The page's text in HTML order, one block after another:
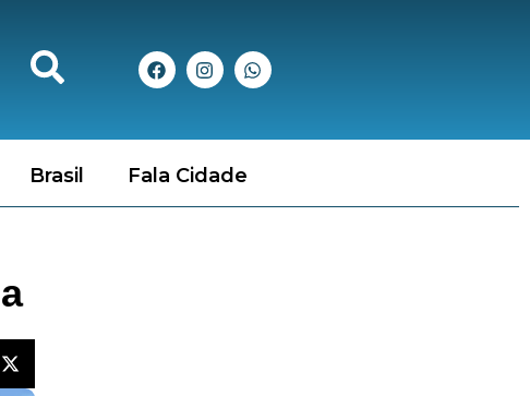
Brasil Fala Cidade